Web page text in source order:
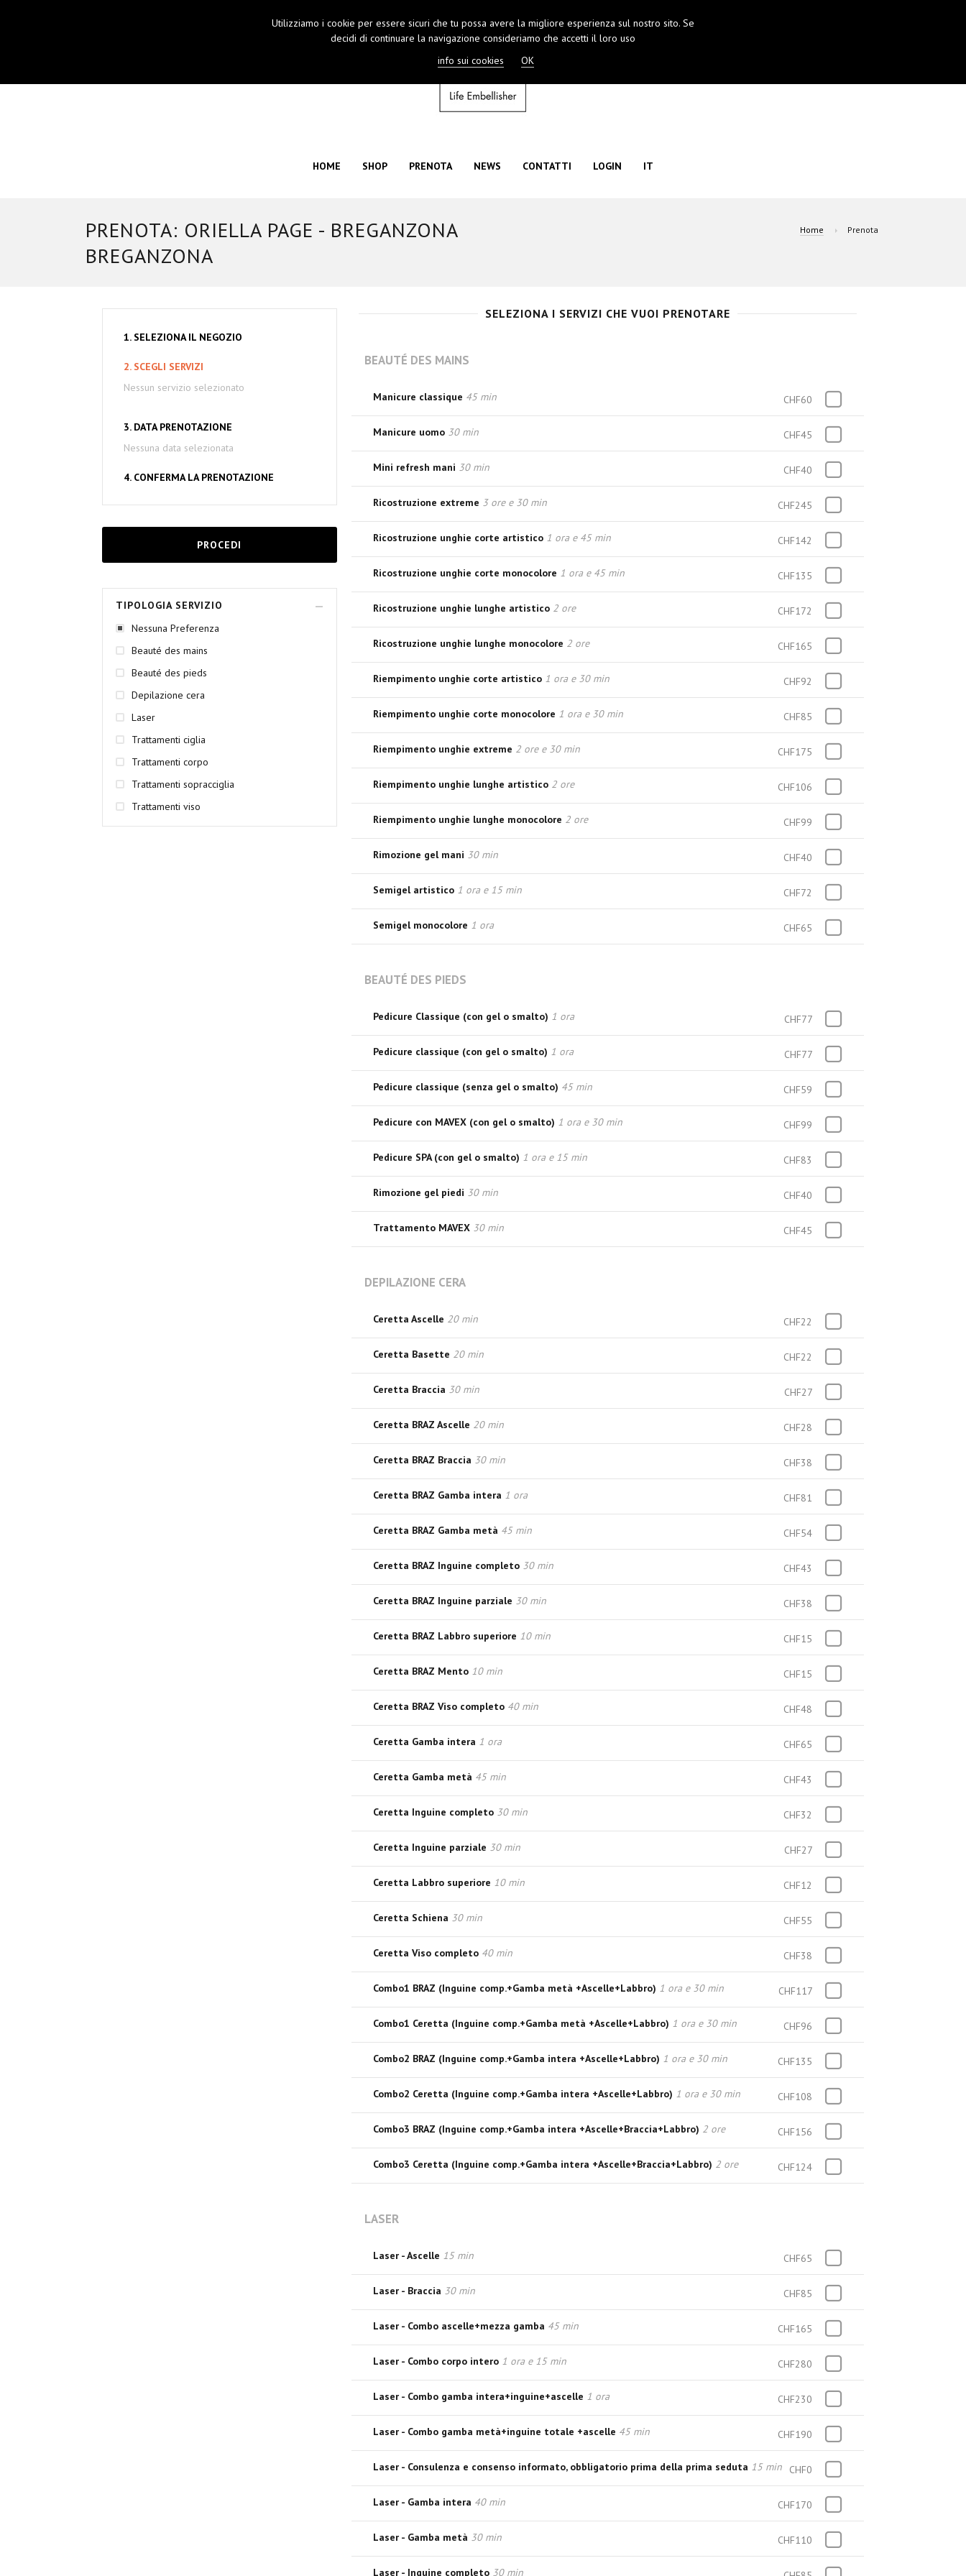
HOME SHOP PRENOTA NEWS CONTATTI LOGIN IT
PRENOTA: ORIELLA PAGE - BREGANZONA
BREGANZONA
Home Prenota
1. SELEZIONA IL NEGOZIO
2. SCEGLI SERVIZI
Nessun servizio selezionato
3. DATA PRENOTAZIONE
Nessuna data selezionata
4. CONFERMA LA PRENOTAZIONE
PROCEDI
TIPOLOGIA SERVIZIO
Nessuna Preferenza
Beauté des mains
Beauté des pieds
Depilazione cera
Laser
Trattamenti ciglia
Trattamenti corpo
Trattamenti sopracciglia
Trattamenti viso
SELEZIONA I SERVIZI CHE VUOI PRENOTARE
BEAUTÉ DES MAINS
Manicure classique 45 min CHF60
Manicure uomo 30 min CHF45
Mini refresh mani 30 min CHF40
Ricostruzione extreme 3 ore e 30 min CHF245
Ricostruzione unghie corte artistico 1 ora e 45 min CHF142
Ricostruzione unghie corte monocolore 1 ora e 45 min CHF135
Ricostruzione unghie lunghe artistico 2 ore CHF172
Ricostruzione unghie lunghe monocolore 2 ore CHF165
Riempimento unghie corte artistico 1 ora e 30 min CHF92
Riempimento unghie corte monocolore 1 ora e 30 min CHF85
Riempimento unghie extreme 2 ore e 30 min CHF175
Riempimento unghie lunghe artistico 2 ore CHF106
Riempimento unghie lunghe monocolore 2 ore CHF99
Rimozione gel mani 30 min CHF40
Semigel artistico 1 ora e 15 min CHF72
Semigel monocolore 1 ora CHF65
BEAUTÉ DES PIEDS
Pedicure Classique (con gel o smalto) 1 ora CHF77
Pedicure classique (con gel o smalto) 1 ora CHF77
Pedicure classique (senza gel o smalto) 45 min CHF59
Pedicure con MAVEX (con gel o smalto) 1 ora e 30 min CHF99
Pedicure SPA (con gel o smalto) 1 ora e 15 min CHF83
Rimozione gel piedi 30 min CHF40
Trattamento MAVEX 30 min CHF45
DEPILAZIONE CERA
Ceretta Ascelle 20 min CHF22
Ceretta Basette 20 min CHF22
Ceretta Braccia 30 min CHF27
Ceretta BRAZ Ascelle 20 min CHF28
Ceretta BRAZ Braccia 30 min CHF38
Ceretta BRAZ Gamba intera 1 ora CHF81
Ceretta BRAZ Gamba metà 45 min CHF54
Ceretta BRAZ Inguine completo 30 min CHF43
Ceretta BRAZ Inguine parziale 30 min CHF38
Ceretta BRAZ Labbro superiore 10 min CHF15
Ceretta BRAZ Mento 10 min CHF15
Ceretta BRAZ Viso completo 40 min CHF48
Ceretta Gamba intera 1 ora CHF65
Ceretta Gamba metà 45 min CHF43
Ceretta Inguine completo 30 min CHF32
Ceretta Inguine parziale 30 min CHF27
Ceretta Labbro superiore 10 min CHF12
Ceretta Schiena 30 min CHF55
Ceretta Viso completo 40 min CHF38
Combo1 BRAZ (Inguine comp.+Gamba metà +Ascelle+Labbro) 1 ora e 30 min CHF117
Combo1 Ceretta (Inguine comp.+Gamba metà +Ascelle+Labbro) 1 ora e 30 min CHF96
Combo2 BRAZ (Inguine comp.+Gamba intera +Ascelle+Labbro) 1 ora e 30 min CHF135
Combo2 Ceretta (Inguine comp.+Gamba intera +Ascelle+Labbro) 1 ora e 30 min CHF108
Combo3 BRAZ (Inguine comp.+Gamba intera +Ascelle+Braccia+Labbro) 2 ore CHF156
Combo3 Ceretta (Inguine comp.+Gamba intera +Ascelle+Braccia+Labbro) 2 ore CHF124
LASER
Laser - Ascelle 15 min CHF65
Laser - Braccia 30 min CHF85
Laser - Combo ascelle+mezza gamba 45 min CHF165
Laser - Combo corpo intero 1 ora e 15 min CHF280
Laser - Combo gamba intera+inguine+ascelle 1 ora CHF230
Laser - Combo gamba metà+inguine totale +ascelle 45 min CHF190
Laser - Consulenza e consenso informato, obbligatorio prima della prima seduta 15 min CHF0
Laser - Gamba intera 40 min CHF170
Laser - Gamba metà 30 min CHF110
Laser - Inguine completo 30 min
Utilizziamo i cookie per essere sicuri che tu possa avere la migliore esperienza sul nostro sito. Se
decidi di continuare la navigazione consideriamo che accetti il loro uso
info sui cookies
OK